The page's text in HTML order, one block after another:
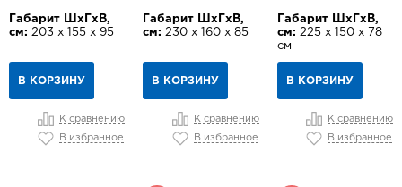
Габарит ШхГхВ,
см: 203 х 155 х 95
В КОРЗИНУ
К сравнению
В избранное
Габарит ШхГхВ,
см: 230 х 160 х 85
В КОРЗИНУ
К сравнению
В избранное
Габарит ШхГхВ,
см: 225 х 150 х 78
см
В КОРЗИНУ
К сравнению
В избранное